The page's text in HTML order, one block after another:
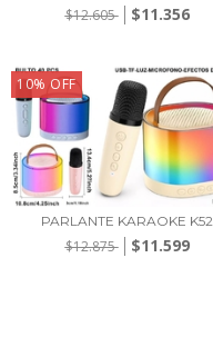
$12.605 $11.356
10% OFF
PARLANTE KARAOKE K52
$12.875 $11.599